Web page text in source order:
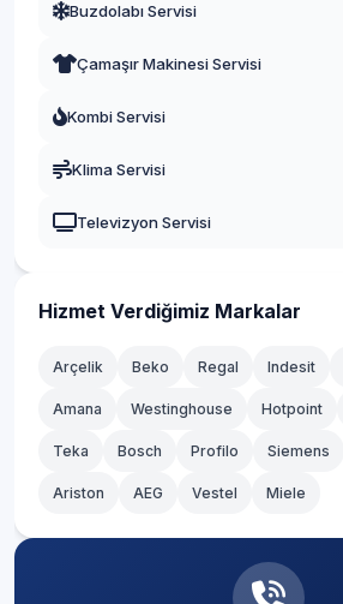
Buzdolabı Servisi
Çamaşır Makinesi Servisi
Kombi Servisi
Klima Servisi
Televizyon Servisi
Hizmet Verdiğimiz Markalar
Arçelik Beko Regal Indesit
Amana Westinghouse Hotpoint
Teka Bosch Profilo Siemens
Ariston AEG Vestel Miele